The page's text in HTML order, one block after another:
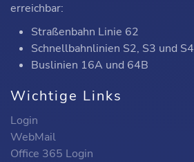
erreichbar:
Straßenbahn Linie 62
Schnellbahnlinien S2, S3 und S4
Buslinien 16A und 64B
Wichtige Links
Login
WebMail
Office 365 Login